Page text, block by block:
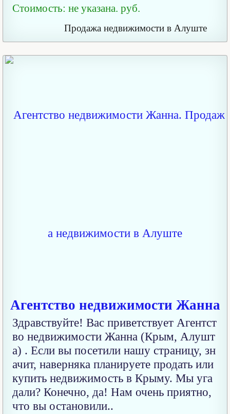
Стоимость: не указана. руб.
Продажа недвижимости в Алуште
Агентство недвижимости Жанна
Здравствуйте! Вас приветствует Агентст
во недвижимости Жанна (Крым, Алушт
а) . Если вы посетили нашу страницу, зн
ачит, наверняка планируете продать или
купить недвижимость в Крыму. Мы уга
дали? Конечно, да! Нам очень приятно,
что вы остановили..